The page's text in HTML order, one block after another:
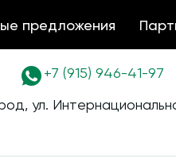
предложения
+7 (915) 946-41-97
ул.